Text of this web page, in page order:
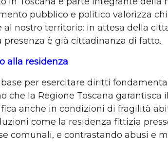
pubblico e politico valorizza
nostro territorio: in attesa della
presenza è già cittadinanza di fatto.
alla residenza
per esercitare diritti
che la Regione Toscana garantisca
anche in condizioni di fragilità
come la residenza fittizia
comunali, e contrastando abusi e